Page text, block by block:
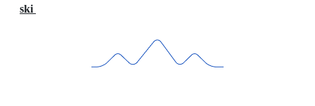
ski